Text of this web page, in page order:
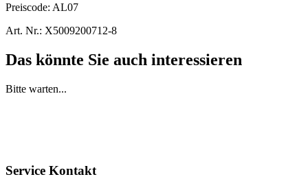
Preiscode: AL07
Art. Nr.: X5009200712-8
Das könnte Sie auch interessieren
Bitte warten...
Service Kontakt